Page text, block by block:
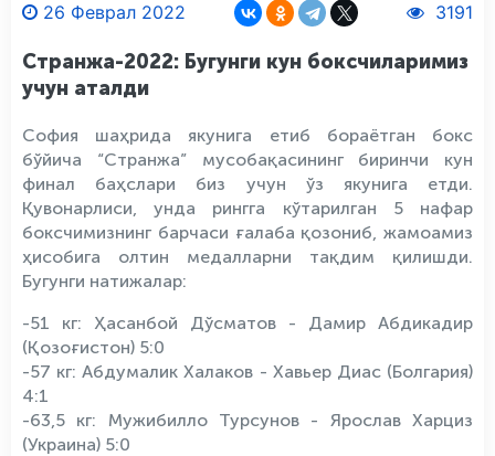
26 Феврал 2022 3191
Странжа-2022: Бугунги кун боксчиларимиз
учун аталди
София шаҳрида якунига етиб бораётган бокс
бўйича “Странжа” мусобақасининг биринчи кун
финал баҳслари биз учун ўз якунига етди.
Қувонарлиси, унда рингга кўтарилган 5 нафар
боксчимизнинг барчаси ғалаба қозониб, жамоамиз
ҳисобига олтин медалларни тақдим қилишди.
Бугунги натижалар:
-51 кг: Ҳасанбой Дўсматов - Дамир Абдикадир
(Қозоғистон) 5:0
-57 кг: Абдумалик Халаков - Хавьер Диас (Болгария)
4:1
-63,5 кг: Мужибилло Турсунов - Ярослав Харциз
(Украина) 5:0